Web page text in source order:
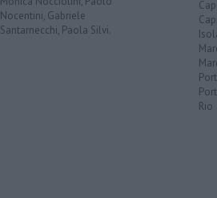
Nocentini, Gabriele
Santarnecchi, Paola Silvi.
Rio